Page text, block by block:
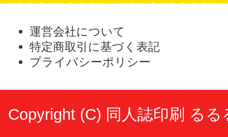
運営会社について
特定商取引に基づく表記
プライバシーポリシー
Copyright (C) 同人誌印刷 るる